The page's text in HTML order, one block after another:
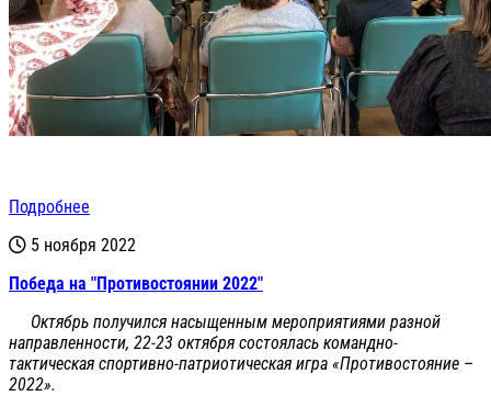
Подробнее
5 ноября 2022
Победа на "Противостоянии 2022"
Октябрь получился насыщенным мероприятиями разной
направленности, 22-23 октября состоялась командно-
тактическая спортивно-патриотическая игра «Противостояние –
2022».